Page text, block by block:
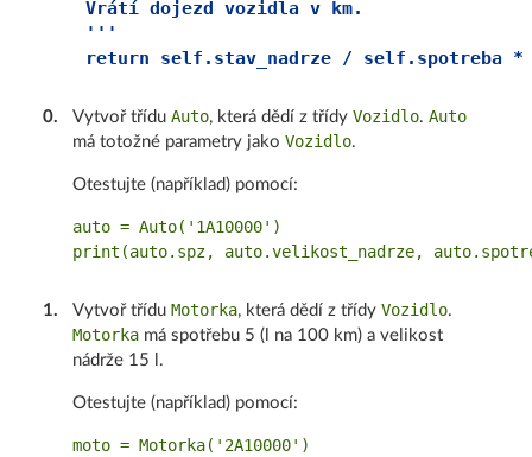
    Vrátí dojezd vozidla v km.
    '''
0. Vytvoř tříduAuto, která dědí z třídyVozidlo.Auto
má totožné parametry jakoVozidlo.
Otestujte (například) pomocí:
auto = Auto('1A10000')
1. Vytvoř třídu Motorka, která dědí z třídyVozidlo.
Motorka má spotřebu 5 (l na 100 km) a velikost
nádrže 15 l.
Otestujte (například) pomocí:
moto = Motorka('2A10000')